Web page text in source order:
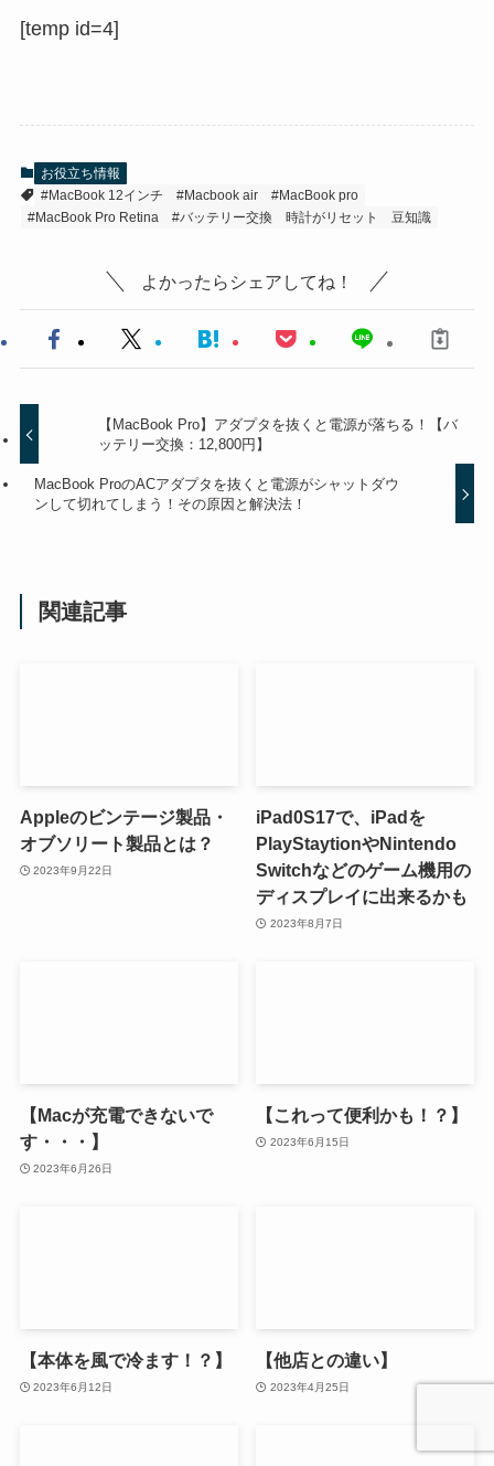
[temp id=4]
お役立ち情報
#MacBook 12インチ
#Macbook air
#MacBook pro
#MacBook Pro Retina
#バッテリー交換 時計がリセット 豆知識
よかったらシェアしてね！
【MacBook Pro】アダプタを抜くと電源が落ちる！【バ
ッテリー交換：12,800円】
MacBook ProのACアダプタを抜くと電源がシャットダウ
ンして切れてしまう！その原因と解決法！
関連記事
Appleのビンテージ製品・
オブソリート製品とは？
2023年9月22日
iPad0S17で、iPadを
PlayStaytionやNintendo
Switchなどのゲーム機用の
ディスプレイに出来るかも
2023年8月7日
【Macが充電できないで
す・・・】
2023年6月26日
【これって便利かも！？】
2023年6月15日
【本体を風で冷ます！？】
2023年6月12日
【他店との違い】
2023年4月25日